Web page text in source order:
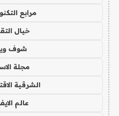
مرابع
خيال
شوف
مجلة
الشرقية
عالم